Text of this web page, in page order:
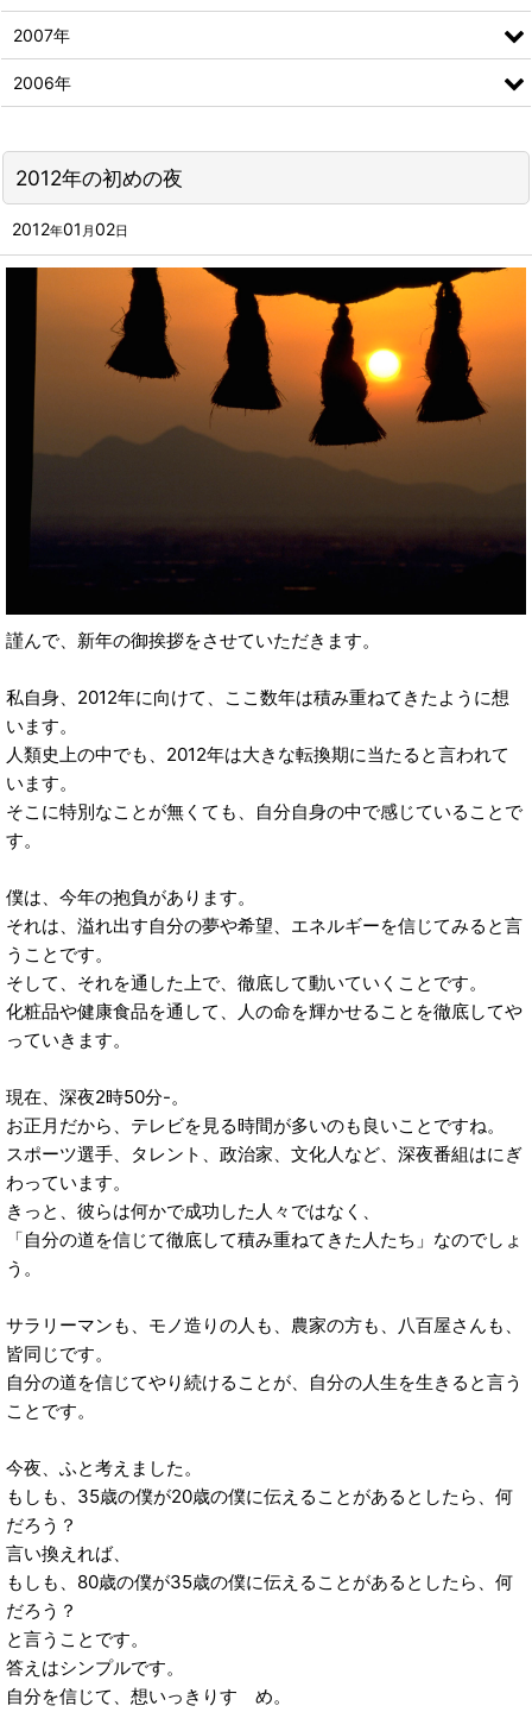
2012年の初めの夜
2012年01 月 02日
謹んで、新年の御挨拶をさせていただきます。
私自身、2012年に向けて、ここ数年は積み重ねてきたように想
います。
人類史上の中でも、2012年は大きな転換期に当たると言われて
います。
そこに特別なことが無くても、自分自身の中で感じていることで
す。
僕は、今年の抱負があります。
それは、溢れ出す自分の夢や希望、エネルギーを信じてみると言
うことです。
そして、それを通した上で、徹底して動いていくことです。
化粧品や健康食品を通して、人の命を輝かせることを徹底してや
っていきます。
現在、深夜2時50分-。
お正月だから、テレビを見る時間が多いのも良いことですね。
スポーツ選手、タレント、政治家、文化人など、深夜番組はにぎ
わっています。
きっと、彼らは何かで成功した人々ではなく、
「自分の道を信じて徹底して積み重ねてきた人たち」なのでしょ
う。
サラリーマンも、モノ造りの人も、農家の方も、八百屋さんも、
皆同じです。
自分の道を信じてやり続けることが、自分の人生を生きると言う
ことです。
今夜、ふと考えました。
もしも、35歳の僕が20歳の僕に伝えることがあるとしたら、何
だろう？
言い換えれば、
もしも、80歳の僕が35歳の僕に伝えることがあるとしたら、何
だろう？
と言うことです。
答えはシンプルです。
自分を信じて、想いっきりすゝめ。
2007年
2006年